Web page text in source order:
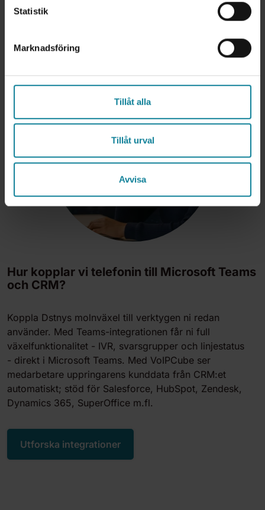
Statistik
Marknadsföring
Tillåt alla
Tillåt urval
Avvisa
Hur kopplar vi telefonin till Microsoft Teams
och CRM?
Koppla Dstnys molnväxel till verktygen ni redan
använder. Med Teams-integrationen får ni full
växelfunktionalitet - IVR, svarsgrupper och linjestatus
- direkt i Microsoft Teams. Med VoIPCube ser
medarbetare uppringarens kunddata från CRM:et
automatiskt; stöd för Salesforce, HubSpot, Zendesk,
Dynamics 365, SuperOffice m.fl.
Utforska integrationer